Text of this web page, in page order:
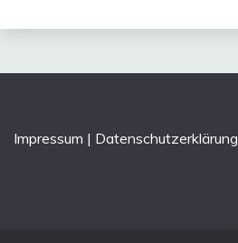
Impressum | Datenschutzerklärung